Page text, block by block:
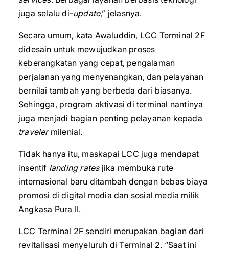
juga selalu di-update,” jelasnya.
Secara umum, kata Awaluddin, LCC Terminal 2F
didesain untuk mewujudkan proses
keberangkatan yang cepat, pengalaman
perjalanan yang menyenangkan, dan pelayanan
bernilai tambah yang berbeda dari biasanya.
Sehingga, program aktivasi di terminal nantinya
juga menjadi bagian penting pelayanan kepada
travelermilenial.
Tidak hanya itu, maskapai LCC juga mendapat
insentif landing ratesjika membuka rute
internasional baru ditambah dengan bebas biaya
promosi di digital media dan sosial media milik
Angkasa Pura II.
LCC Terminal 2F sendiri merupakan bagian dari
revitalisasi menyeluruh di Terminal 2. “Saat ini